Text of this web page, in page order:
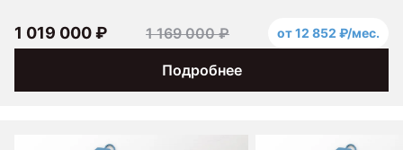
Подробнее
1 019 000 ₽ 1 169 000 ₽ от 12 852 ₽/мес.